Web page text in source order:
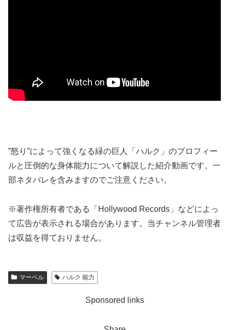
”怒り”によって強くなる緑の巨人「ハルク」のプロフィー
ルと圧倒的な身体能力について解説した紹介動画です。一
部ネタバレを含みますのでご注意ください。
※著作権所有者である「Hollywood Records」などによっ
て広告が表示される場合があります。当チャンネル管理者
は収益を得ておりません。
マーベル ハルク 能力
Sponsored links